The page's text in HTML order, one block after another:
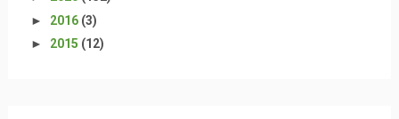
► 2016 (3)
► 2015 (12)